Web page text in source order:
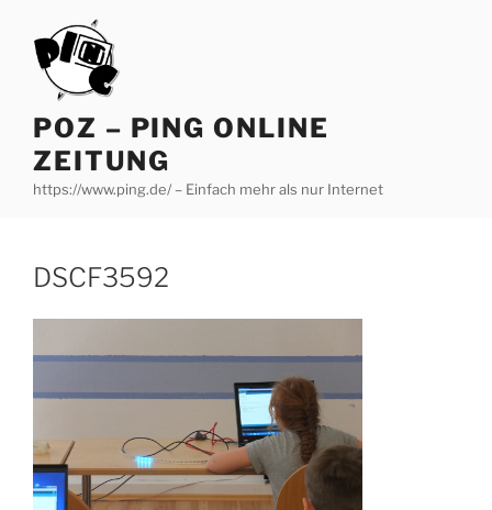
Inhalt
springen
POZ – PING ONLINE
ZEITUNG
https://www.ping.de/ – Einfach mehr als nur Internet
DSCF3592